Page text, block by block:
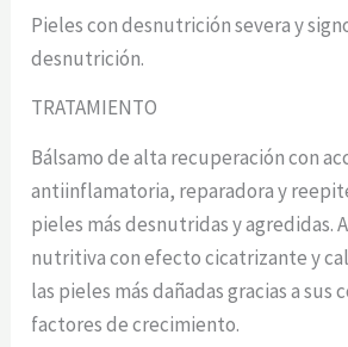
Pieles con desnutrición severa y
desnutrición.
TRATAMIENTO
Bálsamo de alta recuperación con
antiinflamatoria, reparadora y
pieles más desnutridas y agredidas.
nutritiva con efecto cicatrizante y
las pieles más dañadas gracias a sus
factores de crecimiento.